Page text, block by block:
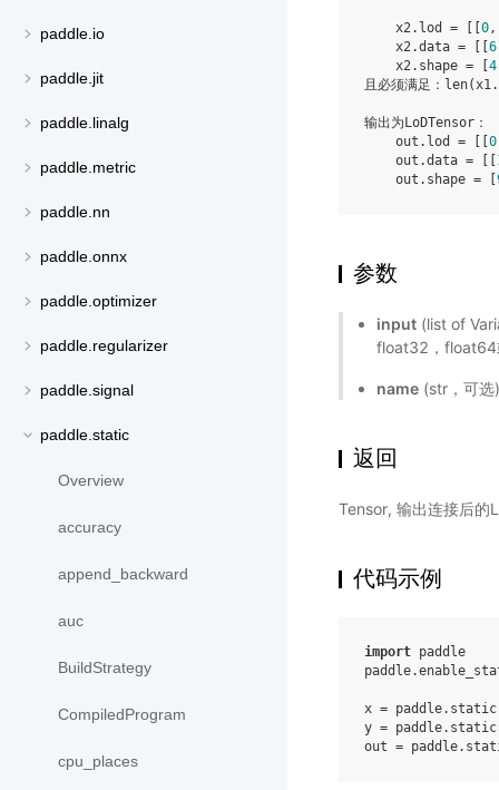
paddle.io
paddle.jit
paddle.linalg
paddle.metric
paddle.nn
paddle.onnx
paddle.optimizer
paddle.regularizer
paddle.signal
paddle.static
Overview
accuracy
append_backward
auc
BuildStrategy
CompiledProgram
cpu_places
    x2.lod = [[
0
    x2.data = [[
6
    x2.shape = [
4
且必须满足：
输出为LoDTensor：
    out.lod = [[
0
    out.data = [[
    out.shape = [
参数
input (list of
float32，
name (str，可
返回
Tensor, 输出连接后的
代码示例
import paddle
paddle.
x = paddle. static
y = paddle. static
out = paddle.